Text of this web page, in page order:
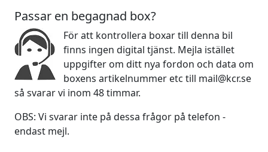
Passar en begagnad box?
För att kontrollera boxar till denna bil
finns ingen digital tjänst. Mejla istället
uppgifter om ditt nya fordon och data om
boxens artikelnummer etc till mail@kcr.se
så svarar vi inom 48 timmar.
OBS: Vi svarar inte på dessa frågor på telefon -
endast mejl.